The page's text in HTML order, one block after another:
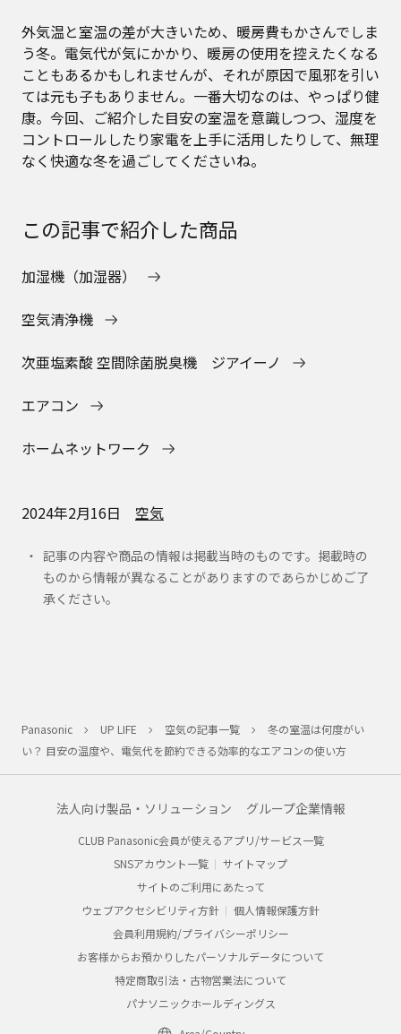
外気温と室温の差が大きいため、暖房費もかさんでしま
う冬。電気代が気にかかり、暖房の使用を控えたくなる
こともあるかもしれませんが、それが原因で風邪を引い
ては元も子もありません。一番大切なのは、やっぱり健
康。今回、ご紹介した目安の室温を意識しつつ、湿度を
コントロールしたり家電を上手に活用したりして、無理
なく快適な冬を過ごしてくださいね。
この記事で紹介した商品
加湿機（加湿器）
空気清浄機
次亜塩素酸 空間除菌脱臭機 ジアイーノ
エアコン
ホームネットワーク
2024年2月16日 空気
記事の内容や商品の情報は掲載当時のものです。掲載時の
ものから情報が異なることがありますのであらかじめご了
承ください。
Panasonic UP LIFE 空気の記事一覧
冬の室温は何度がい
い？ 目安の温度や、電気代を節約できる効率的なエアコンの使い方
法人向け製品・ソリューション グループ企業情報
CLUB Panasonic会員が使えるアプリ/サービス一覧
SNSアカウント一覧
サイトマップ
サイトのご利用にあたって
ウェブアクセシビリティ方針
個人情報保護方針
会員利用規約/プライバシーポリシー
お客様からお預かりしたパーソナルデータについて
特定商取引法・古物営業法について
パナソニックホールディングス